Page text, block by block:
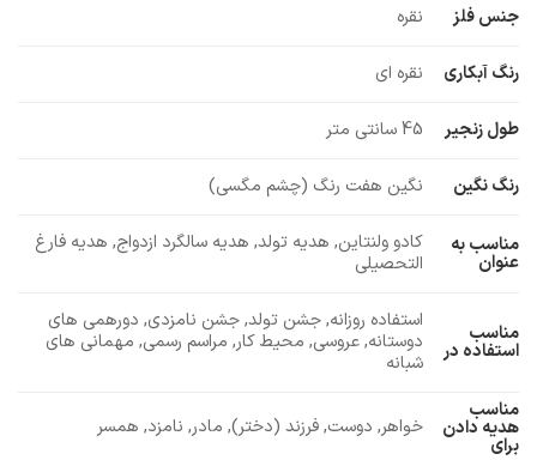
جنس فلز نقره
رنگ آبکاری نقره ای
طول زنجیر 45 سانتی متر
رنگ نگین نگین هفت رنگ (چشم مگسی)
مناسب به
عنوان
کادو ولنتاین, هدیه تولد, هدیه سالگرد ازدواج, هدیه فارغ
التحصیلی
مناسب
استفاده در
استفاده روزانه, جشن تولد, جشن نامزدی, دورهمی های
دوستانه, عروسی, محیط کار, مراسم رسمی, مهمانی های
شبانه
مناسب
هدیه دادن
برای
خواهر, دوست, فرزند (دختر), مادر, نامزد, همسر